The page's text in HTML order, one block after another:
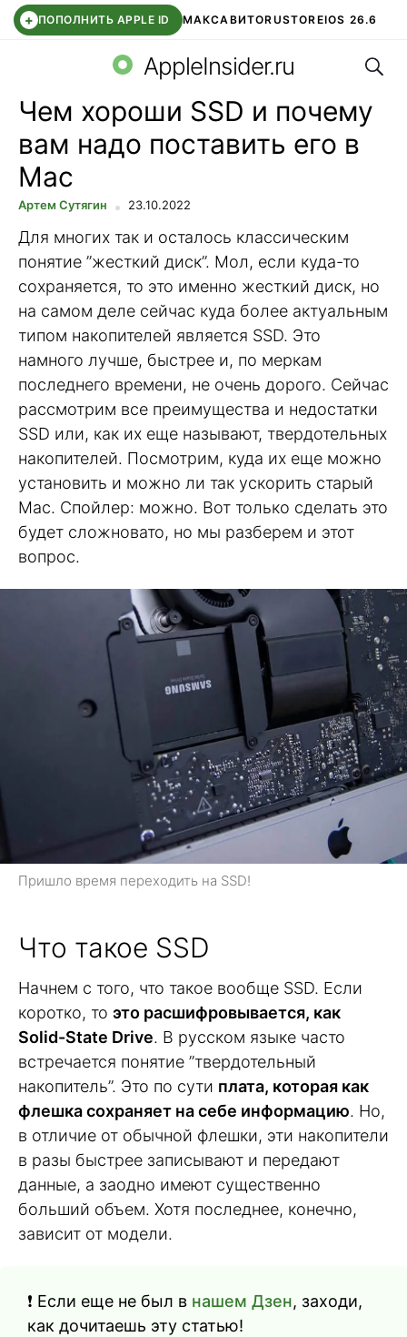
+ ПОПОЛНИТЬ APPLE ID МАКСАВИТОRUSTOREIOS 26.6
СБЕР КИДС ВТБ ОНЛАЙН ЧАТ В ROBLOX
AppleInsider.ru
Чем хороши SSD и почему
вам надо поставить его в
Mac
Артем Сутягин 23.10.2022
Для многих так и осталось классическим
понятие ”жесткий диск”. Мол, если куда-то
сохраняется, то это именно жесткий диск, но
на самом деле сейчас куда более актуальным
типом накопителей является SSD. Это
намного лучше, быстрее и, по меркам
последнего времени, не очень дорого. Сейчас
рассмотрим все преимущества и недостатки
SSD или, как их еще называют, твердотельных
накопителей. Посмотрим, куда их еще можно
установить и можно ли так ускорить старый
Mac. Спойлер: можно. Вот только сделать это
будет сложновато, но мы разберем и этот
вопрос.
Пришло время переходить на SSD!
Что такое SSD
Начнем с того, что такое вообще SSD. Если
коротко, то это расшифровывается, как
Solid-State Drive. В русском языке часто
встречается понятие ”твердотельный
накопитель”. Это по сути плата, которая как
флешка сохраняет на себе информацию. Но,
в отличие от обычной флешки, эти накопители
в разы быстрее записывают и передают
данные, а заодно имеют существенно
больший объем. Хотя последнее, конечно,
зависит от модели.
❗️ Если еще не был в нашем Дзен, заходи,
как дочитаешь эту статью!